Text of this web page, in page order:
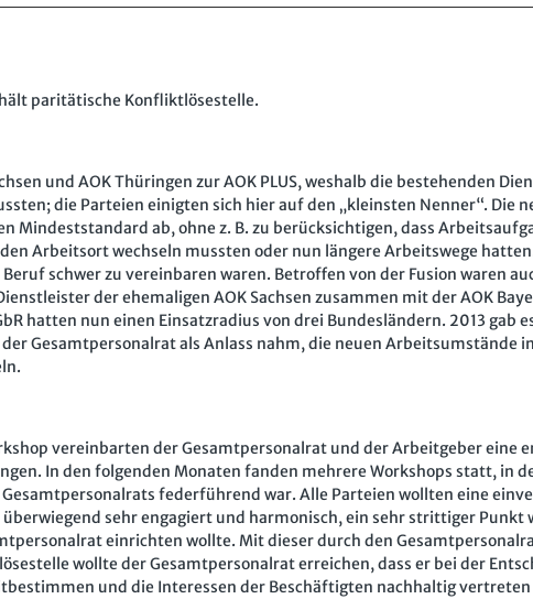
paritätische Konfliktlösestelle.
und AOK Thüringen zur AOK PLUS, weshalb die bestehenden
die Parteien einigten sich hier auf den „kleinsten Nenner“. Die
Mindeststandard ab, ohne z. B. zu berücksichtigen, dass
Arbeitsort wechseln mussten oder nun längere Arbeitswege
schwer zu vereinbaren waren. Betroffen von der Fusion waren
der ehemaligen AOK Sachsen zusammen mit der AOK
hatten nun einen Einsatzradius von drei Bundesländern. 2013 gab
Gesamtpersonalrat als Anlass nahm, die neuen Arbeitsumstände
vereinbarten der Gesamtpersonalrat und der Arbeitgeber eine
In den folgenden Monaten fanden mehrere Workshops statt, in
Gesamtpersonalrats federführend war. Alle Parteien wollten eine
sehr engagiert und harmonisch, ein sehr strittiger Punkt
einrichten wollte. Mit dieser durch den
wollte der Gesamtpersonalrat erreichen, dass er bei der
und die Interessen der Beschäftigten nachhaltig